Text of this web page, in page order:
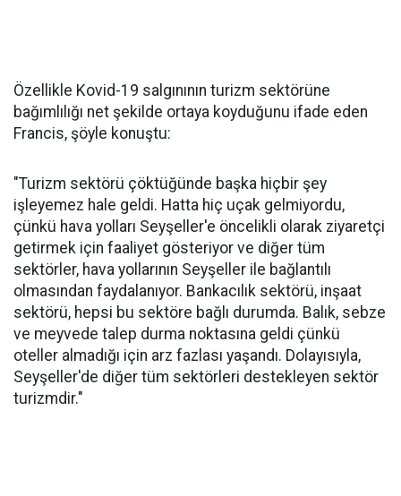
Özellikle Kovid-19 salgınının turizm sektörüne
bağımlılığı net şekilde ortaya koyduğunu ifade eden
Francis, şöyle konuştu:
"Turizm sektörü çöktüğünde başka hiçbir şey
işleyemez hale geldi. Hatta hiç uçak gelmiyordu,
çünkü hava yolları Seyşeller'e öncelikli olarak ziyaretçi
getirmek için faaliyet gösteriyor ve diğer tüm
sektörler, hava yollarının Seyşeller ile bağlantılı
olmasından faydalanıyor. Bankacılık sektörü, inşaat
sektörü, hepsi bu sektöre bağlı durumda. Balık, sebze
ve meyvede talep durma noktasına geldi çünkü
oteller almadığı için arz fazlası yaşandı. Dolayısıyla,
Seyşeller'de diğer tüm sektörleri destekleyen sektör
turizmdir."